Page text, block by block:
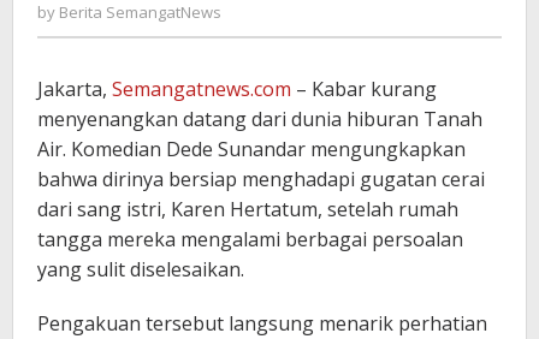
by Berita SemangatNews
Jakarta, Semangatnews.com – Kabar kurang
menyenangkan datang dari dunia hiburan Tanah
Air. Komedian Dede Sunandar mengungkapkan
bahwa dirinya bersiap menghadapi gugatan cerai
dari sang istri, Karen Hertatum, setelah rumah
tangga mereka mengalami berbagai persoalan
yang sulit diselesaikan.
Pengakuan tersebut langsung menarik perhatian